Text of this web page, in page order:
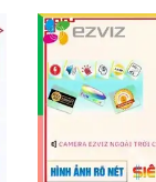
khác nhau
phòng